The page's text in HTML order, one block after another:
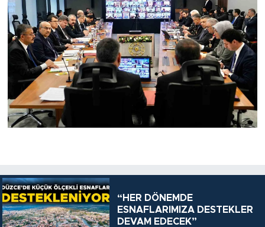
“HER DÖNEMDE
ESNAFLARIMIZA DESTEKLER
DEVAM EDECEK”